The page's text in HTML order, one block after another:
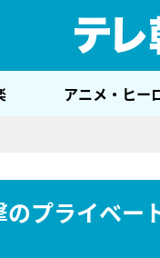
アニメ・ヒー
プライベー